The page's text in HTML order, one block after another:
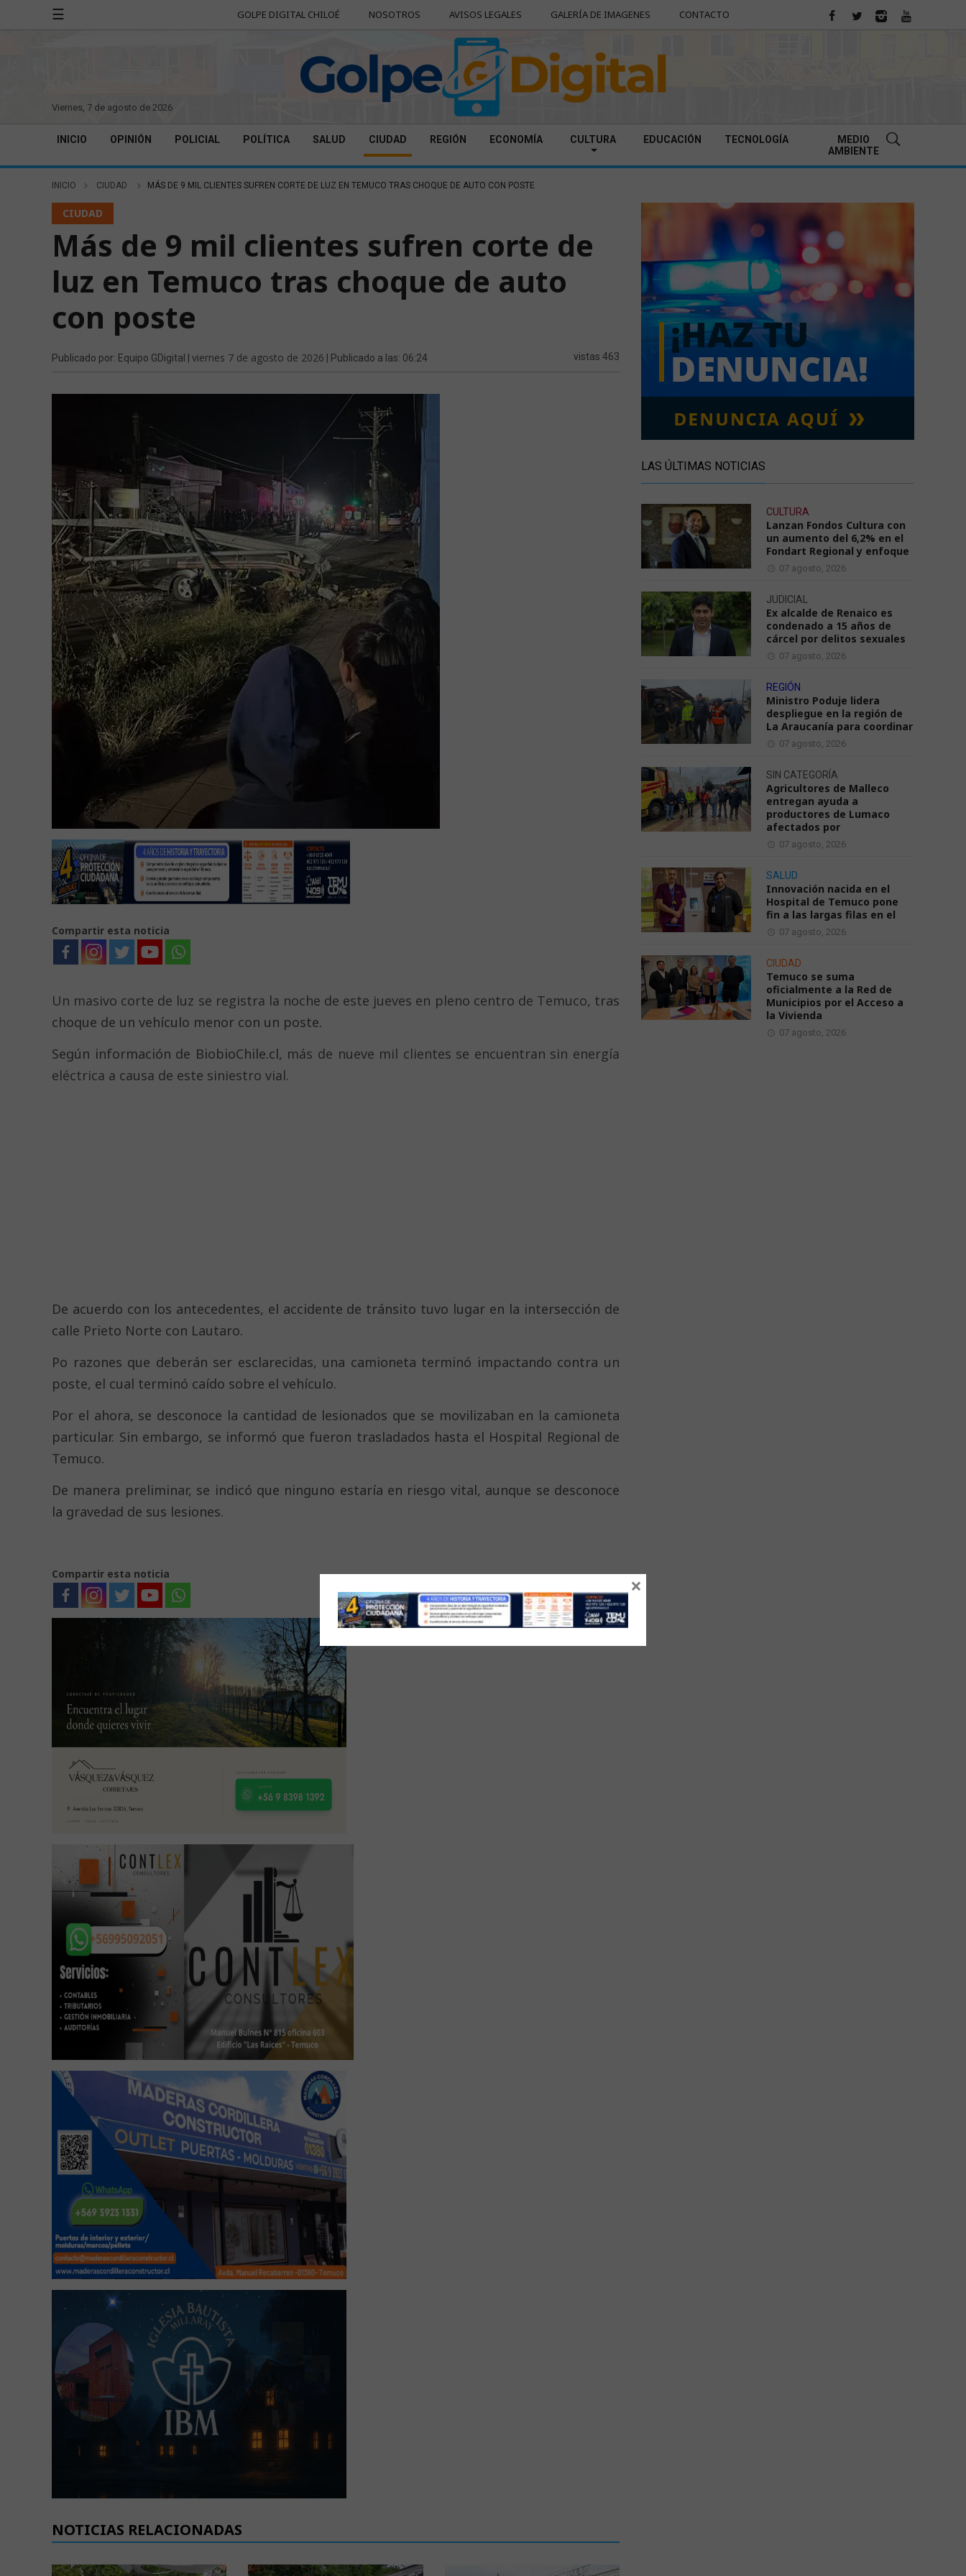
☰ GOLPE DIGITAL CHILOÉ NOSOTROS AVISOS LEGALES GALERÍA DE IMAGENES CONTACTO
viernes, 7 de agosto de 2026
INICIO OPINIÓN POLICIAL POLÍTICA SALUD CIUDAD REGIÓN ECONOMÍA CULTURA EDUCACIÓN TECNOLOGÍA
MEDIO
AMBIENTE
INICIO CIUDAD MÁS DE 9 MIL CLIENTES SUFREN CORTE DE LUZ EN TEMUCO TRAS CHOQUE DE AUTO CON POSTE
CIUDAD
Más de 9 mil clientes sufren corte de
luz en Temuco tras choque de auto
con poste
Publicado por: Equipo GDigital | viernes 7 de agosto de 2026 | Publicado a las: 06:24 vistas 463
Compartir esta noticia
Un masivo corte de luz se registra la noche de este jueves en pleno centro de Temuco, tras
choque de un vehículo menor con un poste.
Según información de BiobioChile.cl, más de nueve mil clientes se encuentran sin energía
eléctrica a causa de este siniestro vial.
De acuerdo con los antecedentes, el accidente de tránsito tuvo lugar en la intersección de
calle Prieto Norte con Lautaro.
Po razones que deberán ser esclarecidas, una camioneta terminó impactando contra un
poste, el cual terminó caído sobre el vehículo.
Por el ahora, se desconoce la cantidad de lesionados que se movilizaban en la camioneta
particular. Sin embargo, se informó que fueron trasladados hasta el Hospital Regional de
Temuco.
De manera preliminar, se indicó que ninguno estaría en riesgo vital, aunque se desconoce
la gravedad de sus lesiones.
Compartir esta noticia
NOTICIAS RELACIONADAS
LAS ÚLTIMAS NOTICIAS
CULTURA
Lanzan Fondos Cultura con
un aumento del 6,2% en el
Fondart Regional y enfoque
07 agosto, 2026
JUDICIAL
Ex alcalde de Renaico es
condenado a 15 años de
cárcel por delitos sexuales
07 agosto, 2026
REGIÓN
Ministro Poduje lidera
despliegue en la región de
La Araucanía para coordinar
07 agosto, 2026
SIN CATEGORÍA
Agricultores de Malleco
entregan ayuda a
productores de Lumaco
afectados por
07 agosto, 2026
SALUD
Innovación nacida en el
Hospital de Temuco pone
fin a las largas filas en el
07 agosto, 2026
CIUDAD
Temuco se suma
oficialmente a la Red de
Municipios por el Acceso a
la Vivienda
07 agosto, 2026
×